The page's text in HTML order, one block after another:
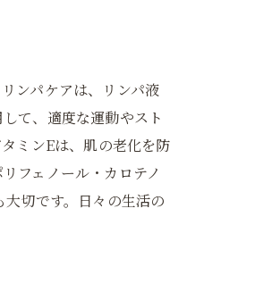
ンパケアは、リンパ液
て、適度な運動やスト
ミンEは、肌の老化を防
フェノール・カロテノ
切です。日々の生活の